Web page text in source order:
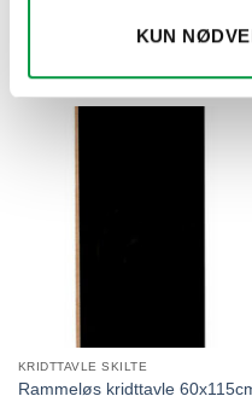
KUN
med sort ståltavle- 59x78cm
KRIDTTAVLE SKILTE
Rammeløs kridttavle